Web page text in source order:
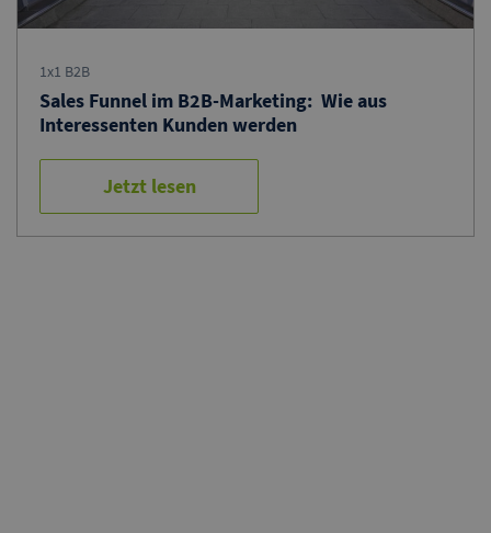
1x1 B2B
Sales Funnel im B2B-Marketing: Wie aus
Interessenten Kunden werden
Jetzt lesen